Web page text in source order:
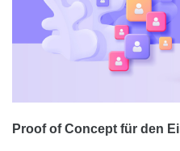
Proof of Concept für den